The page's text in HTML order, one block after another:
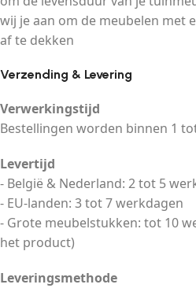
wij je aan om de meubelen met
af te dekken
Verzending & Levering
Verwerkingstijd
Bestellingen worden binnen 1
Levertijd
- België & Nederland: 2 tot 5
- EU-landen: 3 tot 7 werkdagen
- Grote meubelstukken: tot 10
het product)
Leveringsmethode